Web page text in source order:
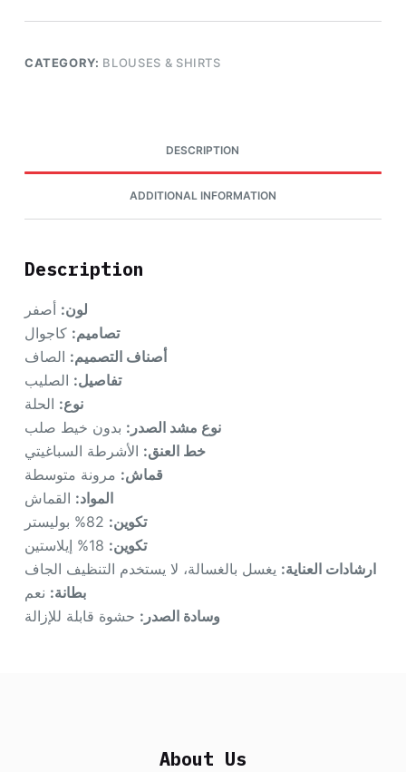
CATEGORY: BLOUSES & SHIRTS
DESCRIPTION
ADDITIONAL INFORMATION
Description
لون: أصفر
تصاميم: كاجوال
أصناف التصميم: الصاف
تفاصيل: الصليب
نوع: الحلة
نوع مشد الصدر: بدون خيط صلب
خط العنق: الأشرطة السباغيتي
قماش: مرونة متوسطة
المواد: القماش
تكوين:
تكوين:
ارشادات العناية: يغسل بالغسالة، لا يستخدم التنظيف الجاف
بطانة: نعم
وسادة الصدر: حشوة قابلة للإزالة
About Us